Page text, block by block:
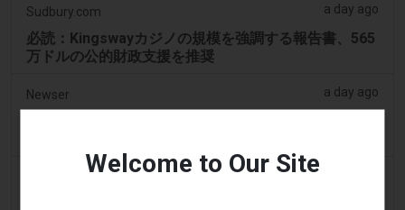
Sudbury.com a day ago
必読：Kingswayカジノの規模を強調する報告書、565
万ドルの公的財政支援を推奨
Newser a day ago
2 days ago
Welcome to Our Site